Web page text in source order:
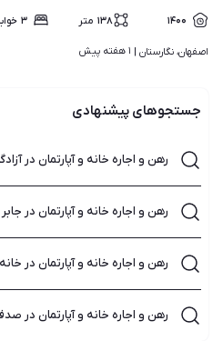
۱۴۰۰ ۱۳۸ متر ۳
اصفهان، نگارستان | ۱ هفته پیش
جستجوهای پیشنهادی
رهن و اجاره خانه و آپارتمان در
رهن و اجاره خانه و آپارتمان در
رهن و اجاره خانه و آپارتمان در
رهن و اجاره خانه و آپارتمان در